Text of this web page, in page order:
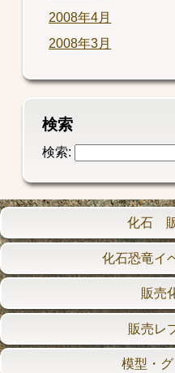
2008年4月
2008年3月
検索
検索:
化石
化石恐竜イ
販売
販売レ
模型・